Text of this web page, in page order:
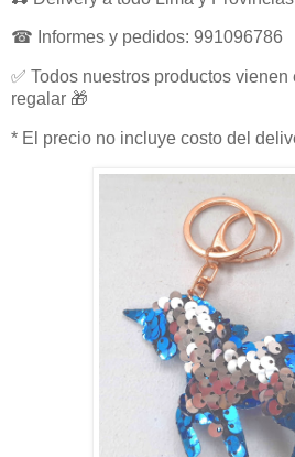
☎ Informes y pedidos: 991096786
✅ Todos nuestros productos
regalar 🎁
* El precio no incluye costo del